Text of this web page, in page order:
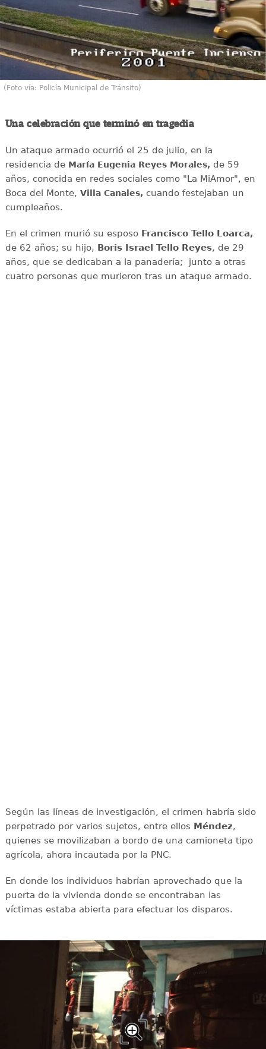
(Foto vía: Policía Municipal de Tránsito)
Una celebración que terminó en tragedia
Un ataque armado ocurrió el 25 de julio, en la
residencia de María Eugenia Reyes Morales, de 59
años, conocida en redes sociales como "La MiAmor", en
Boca del Monte, Villa Canales, cuando festejaban un
cumpleaños.
En el crimen murió su esposoFrancisco Tello Loarca,
de 62 años; su hijo, Boris Israel Tello Reyes, de 29
años, que se dedicaban a la panadería; junto a otras
cuatro personas que murieron tras un ataque armado.
Según las líneas de investigación, el crimen habría sido
perpetrado por varios sujetos, entre ellos Méndez,
quienes se movilizaban a bordo de una camioneta tipo
agrícola, ahora incautada por la PNC.
En donde los individuos habrían aprovechado que la
puerta de la vivienda donde se encontraban las
víctimas estaba abierta para efectuar los disparos.